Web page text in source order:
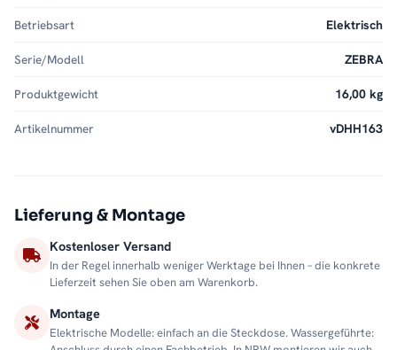
Betriebsart Elektrisch
Serie/Modell ZEBRA
Produktgewicht 16,00 kg
Artikelnummer vDHH163
Lieferung & Montage
Kostenloser Versand
In der Regel innerhalb weniger Werktage bei Ihnen – die konkrete
Lieferzeit sehen Sie oben am Warenkorb.
Montage
Elektrische Modelle: einfach an die Steckdose. Wassergeführte: